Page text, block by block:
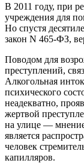
В 2011 году, при
учреждения для
Но спустя
закон N 465-ФЗ,
Поводом для
преступлений,
Алкогольная
психического
неадекватно,
жертвой
на улице — мнение
является
человек
капилляров.